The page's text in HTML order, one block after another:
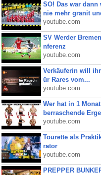
SO! Das war dann
nie mehr granit
youtube.com
SV Werder
nferenz
youtube.com
Verkäuferin will
ür Rares vom...
youtube.com
Wer hat in 1
berraschende
youtube.com
Tourette als
rator
youtube.com
PREPPER